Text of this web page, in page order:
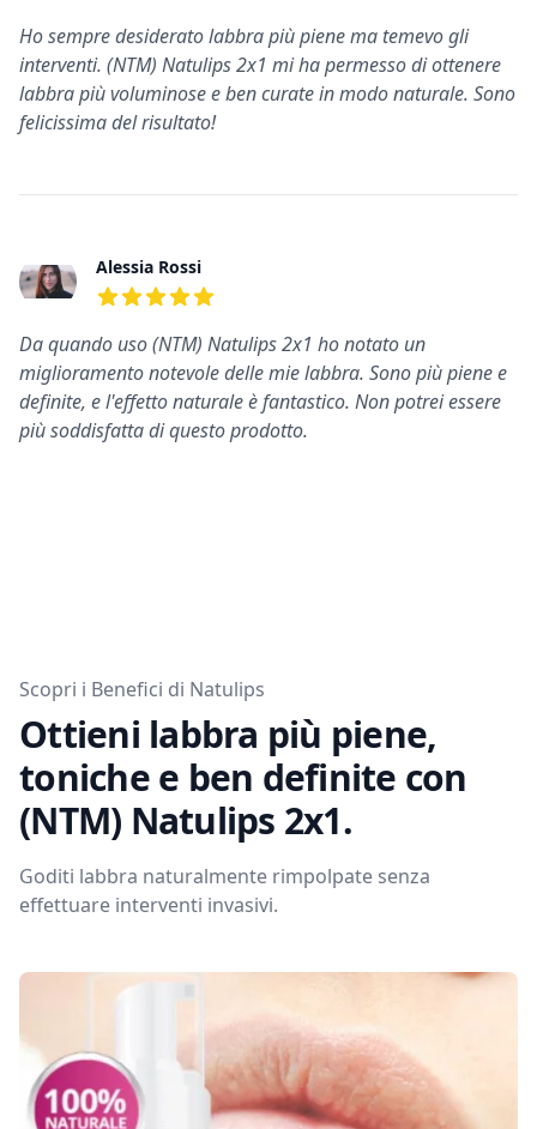
Ho sempre desiderato labbra più piene ma temevo gli
interventi. (NTM) Natulips 2x1 mi ha permesso di ottenere
labbra più voluminose e ben curate in modo naturale. Sono
felicissima del risultato!
Alessia Rossi
Da quando uso (NTM) Natulips 2x1 ho notato un
miglioramento notevole delle mie labbra. Sono più piene e
definite, e l'effetto naturale è fantastico. Non potrei essere
più soddisfatta di questo prodotto.
Scopri i Benefici di Natulips
Ottieni labbra più piene,
toniche e ben definite con
(NTM) Natulips 2x1.
Goditi labbra naturalmente rimpolpate senza
effettuare interventi invasivi.